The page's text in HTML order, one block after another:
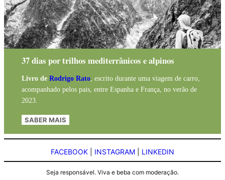
37 dias por trilhos mediterrânicos e alpinos
Livro de Rodrigo Rato, escrito durante uma viagem de carro,
acompanhado pelos pais, entre Espanha e França, no verão de
2023.
SABER MAIS
FACEBOOK INSTAGRAM LINKEDIN
Seja responsável. Viva e beba com moderação.